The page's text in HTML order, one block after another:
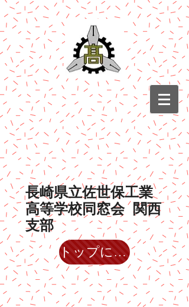
​長崎県立佐世保工業
高等学校同窓会 関西
支部
トップに戻る